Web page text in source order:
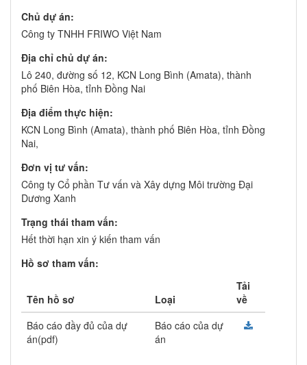
Chủ dự án:
Công ty TNHH FRIWO Việt Nam
Địa chỉ chủ dự án:
Lô 240, đường số 12, KCN Long Bình (Amata), thành
phố Biên Hòa, tỉnh Đồng Nai
Địa điểm thực hiện:
KCN Long Bình (Amata), thành phố Biên Hòa, tỉnh Đồng
Nai,
Đơn vị tư vấn:
Công ty Cổ phần Tư vấn và Xây dựng Môi trường Đại
Dương Xanh
Trạng thái tham vấn:
Hết thời hạn xin ý kiến tham vấn
Hồ sơ tham vấn:
Tên hồ sơ Loại
Tải
về
Báo cáo đầy đủ của dự
án(pdf)
Báo cáo của dự
án